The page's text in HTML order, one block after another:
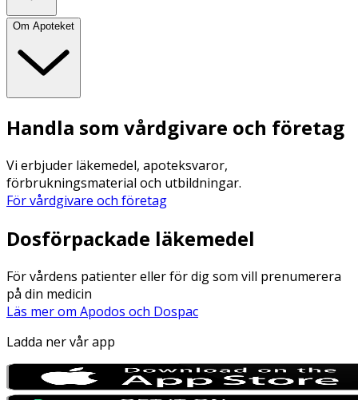
Om Apoteket
Handla som vårdgivare och företag
Vi erbjuder läkemedel, apoteksvaror,
förbrukningsmaterial och utbildningar.
För vårdgivare och företag
Dosförpackade läkemedel
För vårdens patienter eller för dig som vill prenumerera
på din medicin
Läs mer om Apodos och Dospac
Ladda ner vår app